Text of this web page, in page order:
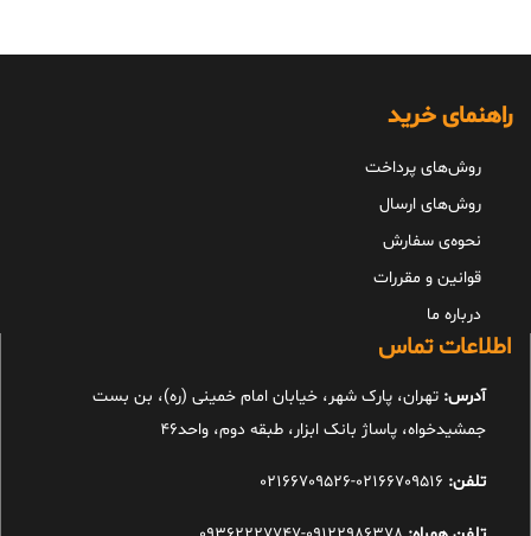
راهنمای خرید
روش‌های پرداخت
روش‌های ارسال
نحوه‌ی سفارش
قوانین و مقررات
درباره ما
اطلاعات تماس
آدرس: تهران، پارک شهر، خیابان امام خمینی (ره)، بن بست
جمشیدخواه، پاساژ بانک ابزار، طبقه دوم، واحد46
تلفن: